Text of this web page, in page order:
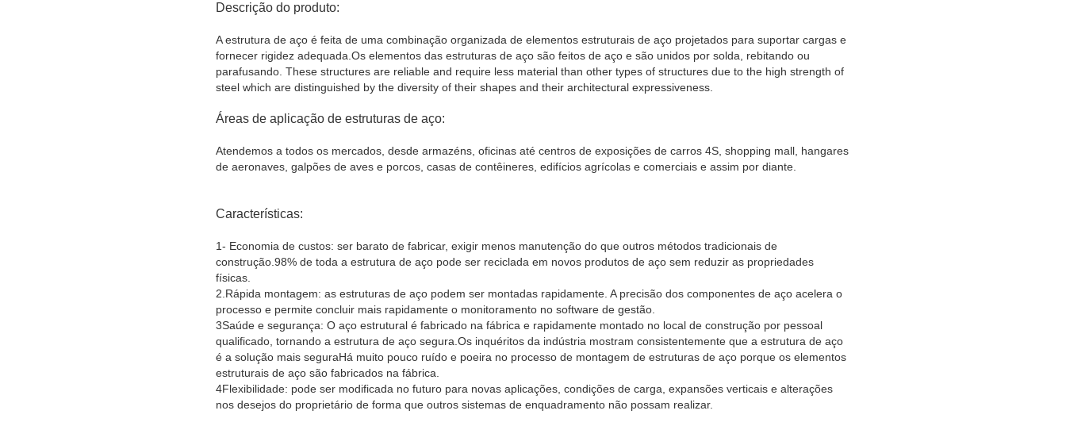
Descrição do produto:
A estrutura de aço é feita de uma combinação organizada de elementos estruturais de aço projetados para suportar cargas e
fornecer rigidez adequada.Os elementos das estruturas de aço são feitos de aço e são unidos por solda, rebitando ou
parafusando. These structures are reliable and require less material than other types of structures due to the high strength of
steel which are distinguished by the diversity of their shapes and their architectural expressiveness.
Áreas de aplicação de estruturas de aço:
Atendemos a todos os mercados, desde armazéns, oficinas até centros de exposições de carros 4S, shopping mall, hangares
de aeronaves, galpões de aves e porcos, casas de contêineres, edifícios agrícolas e comerciais e assim por diante.
Características:
1- Economia de custos: ser barato de fabricar, exigir menos manutenção do que outros métodos tradicionais de
construção.98% de toda a estrutura de aço pode ser reciclada em novos produtos de aço sem reduzir as propriedades
físicas.
2.Rápida montagem: as estruturas de aço podem ser montadas rapidamente. A precisão dos componentes de aço acelera o
processo e permite concluir mais rapidamente o monitoramento no software de gestão.
3Saúde e segurança: O aço estrutural é fabricado na fábrica e rapidamente montado no local de construção por pessoal
qualificado, tornando a estrutura de aço segura.Os inquéritos da indústria mostram consistentemente que a estrutura de aço
é a solução mais seguraHá muito pouco ruído e poeira no processo de montagem de estruturas de aço porque os elementos
estruturais de aço são fabricados na fábrica.
4Flexibilidade: pode ser modificada no futuro para novas aplicações, condições de carga, expansões verticais e alterações
nos desejos do proprietário de forma que outros sistemas de enquadramento não possam realizar.